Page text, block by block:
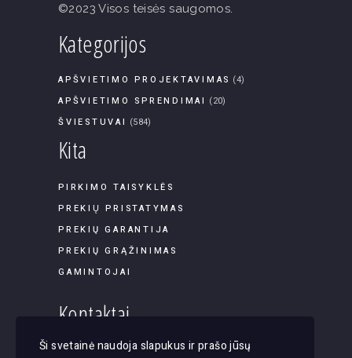
©2023 Visos teisės saugomos.
Kategorijos
APŠVIETIMO PROJEKTAVIMAS (4)
APŠVIETIMO SPRENDIMAI (20)
ŠVIESTUVAI (584)
Kita
PIRKIMO TAISYKLĖS
PREKIŲ PRISTATYMAS
PREKIŲ GARANTIJA
PREKIŲ GRĄŽINIMAS
GAMINTOJAI
Kontaktai
Panerių g. 45B-9, LT-03202, Vilnius
Ši svetainė naudoja slapukus ir prašo jūsų